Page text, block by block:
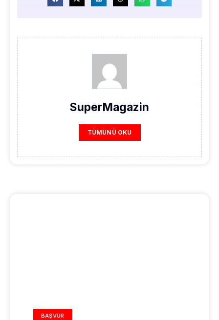
SuperMagazin
TÜMÜNÜ OKU
BAŞVUR